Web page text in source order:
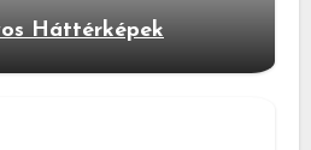
Háttérképek